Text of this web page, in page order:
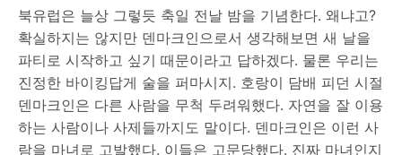
북유럽은 늘상 그렇듯 축일 전날 밤을 기념한다. 왜냐고?
확실하지는 않지만 덴마크인으로서 생각해보면 새 날을
파티로 시작하고 싶기 때문이라고 답하겠다. 물론 우리는
진정한 바이킹답게 술을 퍼마시지. 호랑이 담배 피던 시절
덴마크인은 다른 사람을 무척 두려워했다. 자연을 잘 이용
하는 사람이나 사제들까지도 말이다. 덴마크인은 이런 사
람을 마녀로 고발했다. 이들은 고문당했다. 진짜 마녀인지